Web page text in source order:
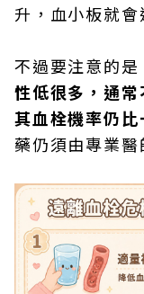
升，血小板就會
不過要注意的是
性低很多，通
其血栓機率仍比
藥仍須由專業醫